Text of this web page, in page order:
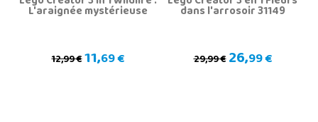
L'araignée mystérieuse
12,99 €11,69 €
dans l'arrosoir 31149
29,99 €26,99 €